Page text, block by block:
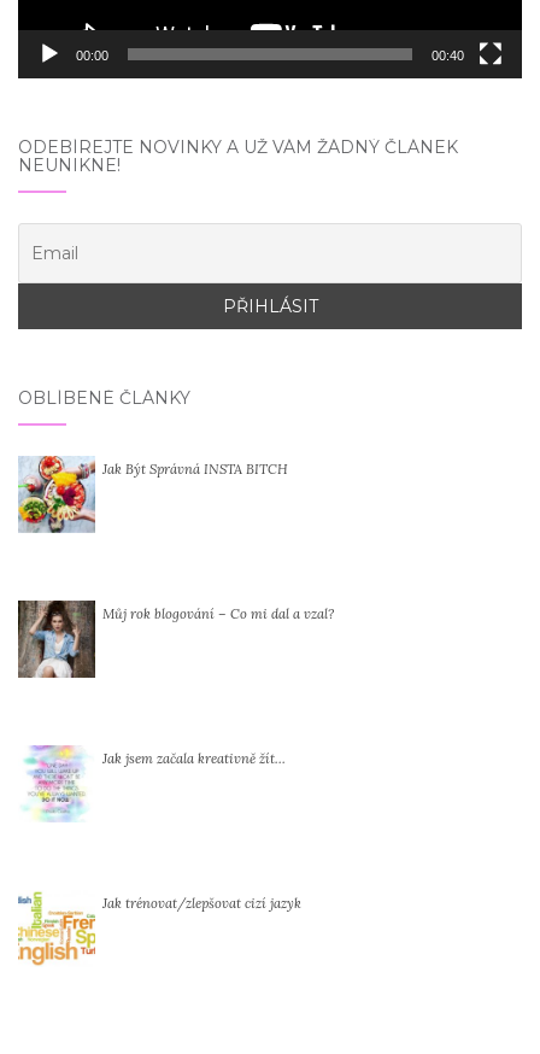
00:00 00:40
ODEBÍREJTE NOVINKY A UŽ VÁM ŽÁDNÝ ČLÁNEK
NEUNIKNE!
OBLÍBENÉ ČLÁNKY
Jak Být Správná INSTA BITCH
Můj rok blogování – Co mi dal a vzal?
Jak jsem začala kreativně žít…
Jak trénovat/zlepšovat cizí jazyk